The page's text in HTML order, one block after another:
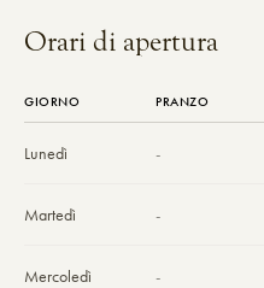
Orari di apertura
GIORNO PRANZO
Lunedì -
Martedì -
Mercoledì -